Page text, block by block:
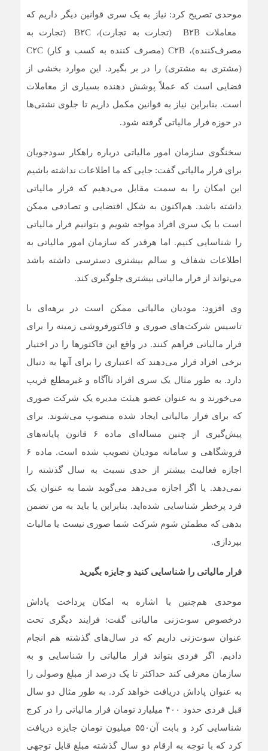
موحدی تصریح کرد: نیاز به یک سری قوانین دیگر داریم که
معاملات B۲B (تجارت به تجارت)، B۲C (تجارت به
مصرف‌کننده)، C۲B (مصرف کننده به کسب و کار) C۲C
(مشتری به مشتری) را در بر بگیرد. این موارد بخشی از
فضایی است که عملاً پوشش دهنده بسیاری از معاملات
است. بنابراین نیاز به قوانین مکمل داریم تا جلوی نشتی‌ها
در حوزه فرار مالیاتی گرفته شود.
سخنگوی سازمان امور مالیاتی درباره راهکار سودجویان
برای فرار مالیاتی گفت: جایی که ما اطلاعات نداشته باشیم
این امکان را به سمت مقابل می‌دهیم که فرار مالیاتی
داشته باشد. هم‌اکنون به شکل اقتضایی و تصادفی ممکن
است با یک سری افراد مواجه شویم و بتوانیم فرار مالیاتی
را شناسایی کنیم. اما هرقدر که سازمان امور مالیاتی به
اطلاعات شفاف و سالم بیشتری دسترسی داشته باشد
می‌تواند از فرار مالیاتی بیشتری جلوگیری کند.
وی افزود: مودیان مالیاتی ممکن است در برهه‌ای با
تاسیس شرکت‌های صوری و فاکتورفروشی زمینه را برای
فرار مالیاتی فراهم کنند. در واقع این فاکتورها را در اختیار
برخی افراد قرار می‌دهند که اعتباری را برای آنها به دنبال
دارد. به طور مثال یک سری افراد ناآگاه و غیرمطلع فریب
می‌خورند و به عنوان عضو هیئت مدیره یک شرکت صوری
که برای فرار مالیاتی ایجاد شده منصوب می‌شوند. برای
پیش‌گیری از چنین مساله‌ای ماده ۶ قانون پایانه‌های
فروشگاهی و سامانه مودیان تصویب شده است. ماده ۶
اجازه فعالیت بیشتر از حدی نسبت به سال گذشته را
نمی‌دهد. یا اگر اجازه می‌دهد می‌گوید شما به عنوان یک
فرد پرخطر شناسایی شده‌اید. بنابراین یا باید به من تضمن
بدهی که مطمئن شوم شرکت شما صوری نیست یا مالیات
بپردازی.
فرار مالیاتی را شناسایی کنید و جایزه بگیرید
موحدی هم‌چنین با اشاره به امکان پرداخت پاداش
درخصوص سوت‌زنی مالیاتی گفت: فرایند دیگری تحت
عنوان سوت‌زنی داریم که در سال‌های گذشته هم انجام
دادیم. اگر فردی بتواند فرار مالیاتی را شناسایی و به
سازمان معرفی کند حداکثر تا یک درصد از مبلغ وصولی را
به عنوان پاداش دریافت خواهد کرد. به طور مثال دو سال
قبل فردی حدود ۴۰۰ میلیارد تومان فرار مالیاتی را در کرج
شناسایی کرد و بابت آن۵۵۰ میلیون تومان جایزه دریافت
کرد که با توجه به ارقام دو سال گذشته مبلغ قابل توجهی